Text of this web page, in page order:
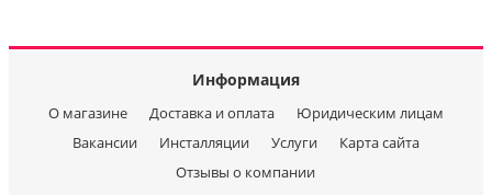
Информация
О магазине Доставка и оплата
Юридическим лицам
Вакансии
Инсталляции Услуги
Карта сайта
Отзывы о компании